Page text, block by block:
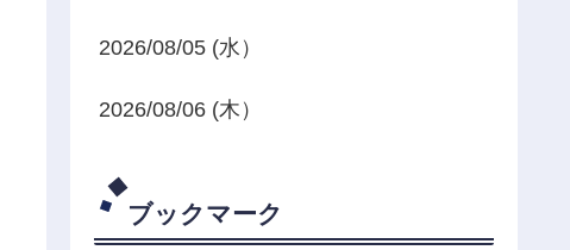
2026/08/05 (水）
2026/08/06 (木）
ブックマーク